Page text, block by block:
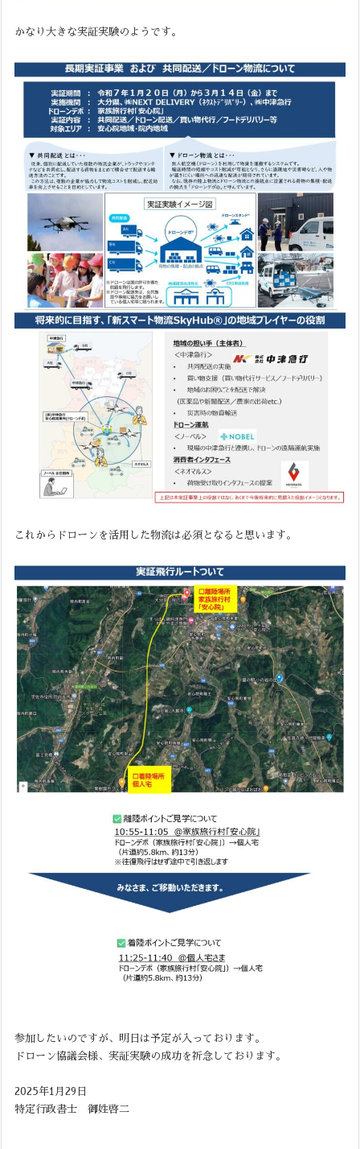
かなり大きな実証実験のようです。
これからドローンを活用した物流は必須となると思います。
参加したいのですが、明日は予定が入っております。
ドローン協議会様、実証実験の成功を祈念しております。
2025年1月29日
特定行政書士 御姓啓二